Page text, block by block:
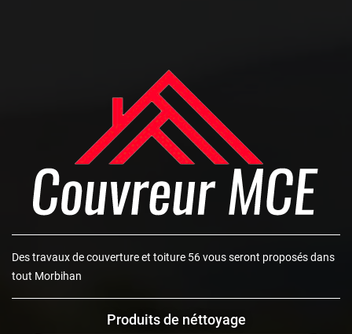
Destravaux de couverture et toiture 56vous seront proposés dans
tout Morbihan
Produits de néttoyage